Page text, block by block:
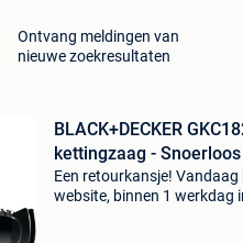
Ontvang meldingen van
nieuwe zoekresultaten
BLACK+DECKER
kettingzaag -
Een retourkansje!
website, binnen 1 werkdag